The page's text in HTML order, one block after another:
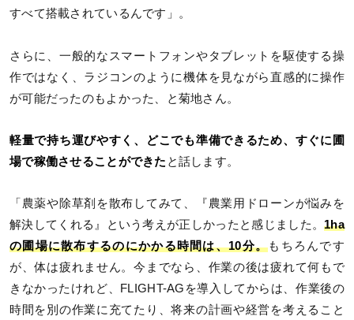
すべて搭載されているんです」。
さらに、一般的なスマートフォンやタブレットを駆使する操
作ではなく、ラジコンのように機体を見ながら直感的に操作
が可能だったのもよかった、と菊地さん。
軽量で持ち運びやすく、どこでも準備できるため、すぐに圃
場で稼働させることができた と話します。
「農薬や除草剤を散布してみて、『農業用ドローンが悩みを
解決してくれる』という考えが正しかったと感じました。1ha
の圃場に散布するのにかかる時間は、10分。もちろんです
が、体は疲れません。今までなら、作業の後は疲れて何もで
きなかったけれど、FLIGHT-AGを導入してからは、作業後の
時間を別の作業に充てたり、将来の計画や経営を考えること